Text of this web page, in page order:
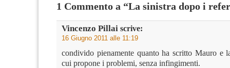
1 Commento a “La sinistra dopo i
Vincenzo Pillai scrive:
16 Giugno 2011 alle 11:19
condivido pienamente quanto ha scritto Mauro e
cui propone i problemi, senza infingimenti.